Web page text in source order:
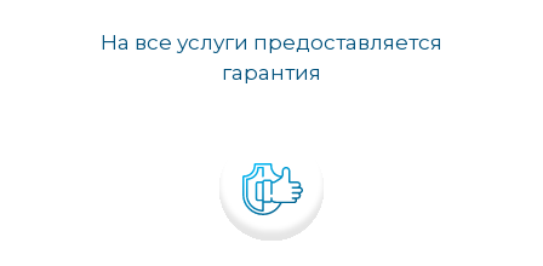
На все услуги предоставляется
гарантия